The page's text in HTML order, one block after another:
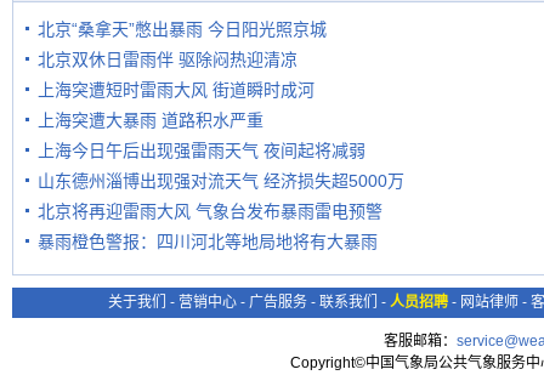
北京“桑拿天”憋出暴雨 今日阳光照京城
北京双休日雷雨伴 驱除闷热迎清凉
上海突遭短时雷雨大风 街道瞬时成河
上海突遭大暴雨 道路积水严重
上海今日午后出现强雷雨天气 夜间起将减弱
山东德州淄博出现强对流天气 经济损失超5000万
北京将再迎雷雨大风 气象台发布暴雨雷电预警
暴雨橙色警报：四川河北等地局地将有大暴雨
关于我们 - 营销中心 - 广告服务 - 联系我们 - 人员招聘 - 网站律师 -
客服邮箱：
Copyright©中国气象局公共气象服务